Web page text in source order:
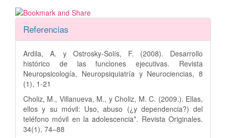
Referencias
Ardila, A. y Ostrosky-Solís, F. (2008). Desarrollo
histórico de las funciones ejecutivas. Revista
Neuropsicología, Neuropsiquiatría y Neurociencias, 8
(1), 1-21
Choliz, M., Villanueva, M., y Choliz, M. C. (2009.). Ellas,
ellos y su móvil: Uso, abuso (¿y dependencia?) del
teléfono móvil en la adolescencia*. Revista Originales.
34(1), 74–88